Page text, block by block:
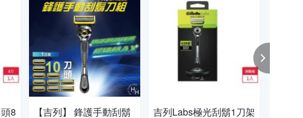
8
【吉列】 鋒護手動刮鬍
吉列Labs極光刮鬍1刀架